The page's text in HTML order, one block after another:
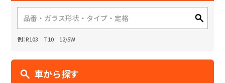
サステナビリティ
株主・投資家情報
ニュース
例：R103 T10 12/5W
車から探す